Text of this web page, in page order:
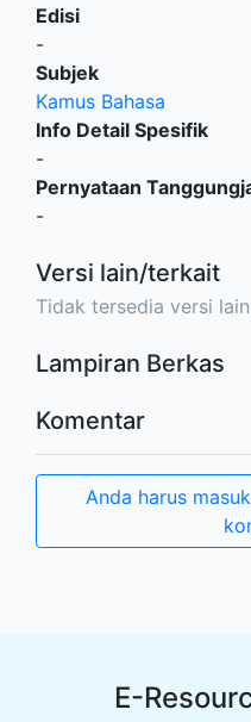
Edisi
-
Subjek
Kamus Bahasa
Info Detail Spesifik
-
Pernyataan
-
Versi lain/terkait
Tidak tersedia versi lain
Lampiran Berkas
Komentar
Anda harus
E-